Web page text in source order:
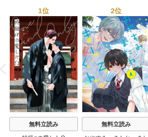
P
r
e
v
i
o
u
s
1位
無料立読み
2位
無料立読み